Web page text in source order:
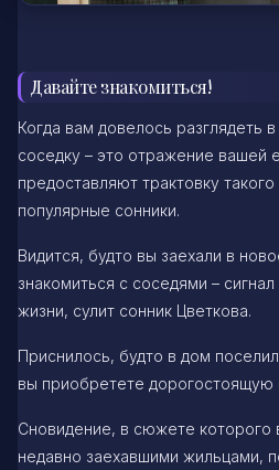
Давайте знакомиться!
Когда вам довелось разглядеть
соседку – это отражение вашей
предоставляют трактовку
популярные сонники.
Видится, будто вы заехали в
знакомиться с соседями –
жизни, сулит сонник Цветкова.
Приснилось, будто в дом
вы приобретете дорогостоящую
Сновидение, в сюжете которого
недавно заехавшими жильцами,